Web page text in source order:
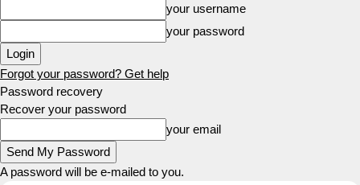
your username
your password
Forgot your password? Get help
Password recovery
Recover your password
your email
A password will be e-mailed to you.